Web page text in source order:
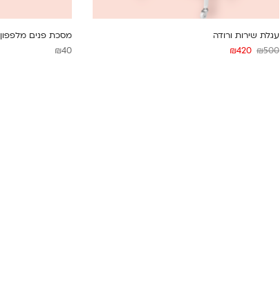
עגלת שירות ורודה
₪500
₪420
מסכת פנים מלפפון Jardin Flamingo
₪40